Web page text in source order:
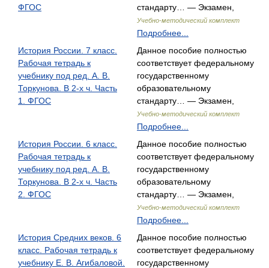
ФГОС
стандарту… — Экзамен,
Учебно-методический комплект
Подробнее...
История России. 7 класс.
Рабочая тетрадь к
учебнику под ред. А. В.
Торкунова. В 2-х ч. Часть
1. ФГОС
Данное пособие полностью
соответствует федеральному
государственному
образовательному
стандарту… — Экзамен,
Учебно-методический комплект
Подробнее...
История России. 6 класс.
Рабочая тетрадь к
учебнику под ред. А. В.
Торкунова. В 2-х ч. Часть
2. ФГОС
Данное пособие полностью
соответствует федеральному
государственному
образовательному
стандарту… — Экзамен,
Учебно-методический комплект
Подробнее...
История Средних веков. 6
класс. Рабочая тетрадь к
учебнику Е. В. Агибаловой.
Данное пособие полностью
соответствует федеральному
государственному